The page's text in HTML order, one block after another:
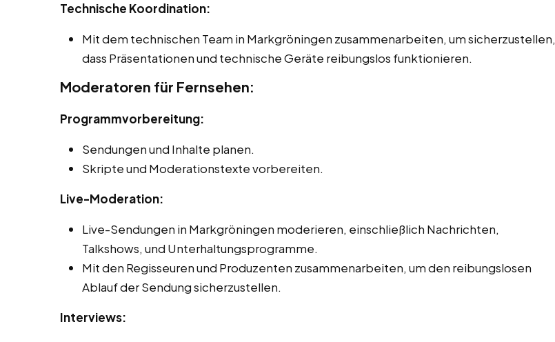
Technische Koordination:
Mit dem technischen Team in Markgröningen zusammenarbeiten, um sicherzustellen,
dass Präsentationen und technische Geräte reibungslos funktionieren.
Moderatoren für Fernsehen:
Programmvorbereitung:
Sendungen und Inhalte planen.
Skripte und Moderationstexte vorbereiten.
Live-Moderation:
Live-Sendungen in Markgröningen moderieren, einschließlich Nachrichten,
Talkshows, und Unterhaltungsprogramme.
Mit den Regisseuren und Produzenten zusammenarbeiten, um den reibungslosen
Ablauf der Sendung sicherzustellen.
Interviews: